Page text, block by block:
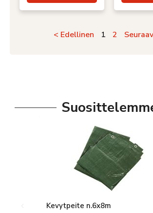
< Edellinen 1 2
Kevytpeite n.6x8m